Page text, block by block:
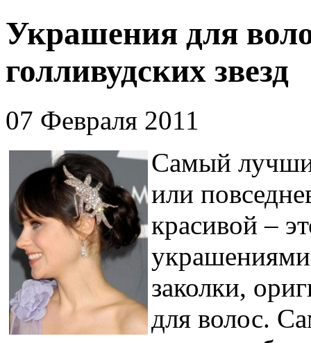
Украшения для
голливудских звезд
07 Февраля 2011
Самый
или
красивой –
украшениями
заколки,
для волос.